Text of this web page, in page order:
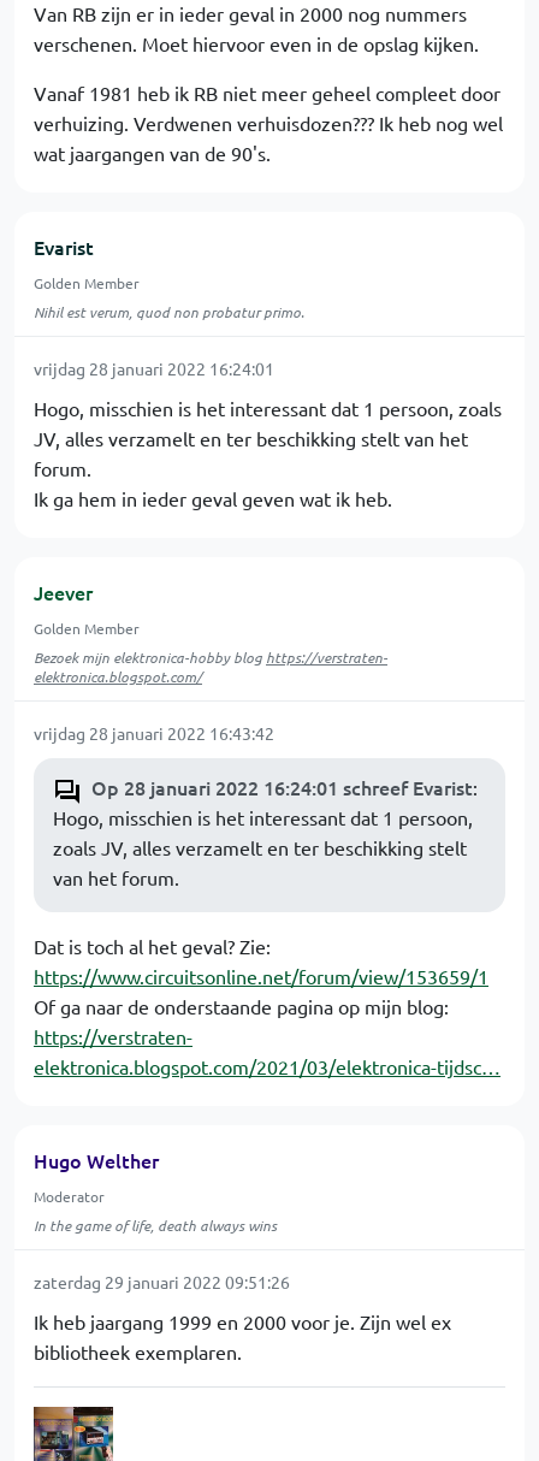
Van RB zijn er in ieder geval in 2000 nog nummers
verschenen. Moet hiervoor even in de opslag kijken.
Vanaf 1981 heb ik RB niet meer geheel compleet door
verhuizing. Verdwenen verhuisdozen??? Ik heb nog wel
wat jaargangen van de 90's.
Evarist
Golden Member
Nihil est verum, quod non probatur primo.
vrijdag 28 januari 2022 16:24:01
Hogo, misschien is het interessant dat 1 persoon, zoals
JV, alles verzamelt en ter beschikking stelt van het
forum.
Ik ga hem in ieder geval geven wat ik heb.
Jeever
Golden Member
Bezoek mijn elektronica-hobby blog https://verstraten-
elektronica.blogspot.com/
vrijdag 28 januari 2022 16:43:42
Op 28 januari 2022 16:24:01 schreef Evarist:
Hogo, misschien is het interessant dat 1 persoon,
zoals JV, alles verzamelt en ter beschikking stelt
van het forum.
Dat is toch al het geval? Zie:
https://www.circuitsonline.net/forum/view/153659/1
Of ga naar de onderstaande pagina op mijn blog:
https://verstraten-
elektronica.blogspot.com/2021/03/elektronica-tijdsc…
Hugo Welther
Moderator
In the game of life, death always wins
zaterdag 29 januari 2022 09:51:26
Ik heb jaargang 1999 en 2000 voor je. Zijn wel ex
bibliotheek exemplaren.